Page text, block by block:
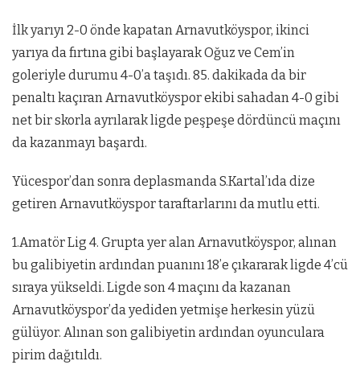
İlk yarıyı 2-0 önde kapatan Arnavutköyspor, ikinci
yarıya da fırtına gibi başlayarak Oğuz ve Cem’in
goleriyle durumu 4-0’a taşıdı. 85. dakikada da bir
penaltı kaçıran Arnavutköyspor ekibi sahadan 4-0 gibi
net bir skorla ayrılarak ligde peşpeşe dördüncü maçını
da kazanmayı başardı.
Yücespor’dan sonra deplasmanda S.Kartal’ıda dize
getiren Arnavutköyspor taraftarlarını da mutlu etti.
1.Amatör Lig 4. Grupta yer alan Arnavutköyspor, alınan
bu galibiyetin ardından puanını 18’e çıkararak ligde 4’cü
sıraya yükseldi. Ligde son 4 maçını da kazanan
Arnavutköyspor’da yediden yetmişe herkesin yüzü
gülüyor. Alınan son galibiyetin ardından oyunculara
pirim dağıtıldı.